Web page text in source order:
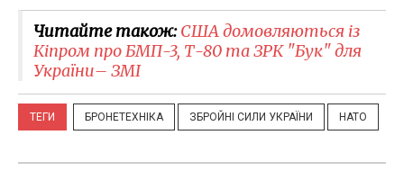
Читайте також:США домовляються із
Кіпром про БМП-3, Т-80 та ЗРК "Бук" для
України– ЗМІ
ТЕГИ БРОНЕТЕХНІКА ЗБРОЙНІ СИЛИ УКРАЇНИ НАТО